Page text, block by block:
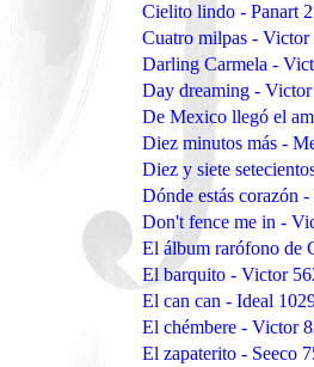
Cielito lindo - Panart
Cuatro milpas - Victor
Darling Carmela -
Day dreaming - Victor
De Mexico llegó el
Diez minutos más -
Diez y siete
Dónde estás corazón
Don't fence me in -
El álbum rarófono de
El barquito - Victor
El can can - Ideal
El chémbere - Victor
El zapaterito - Seeco